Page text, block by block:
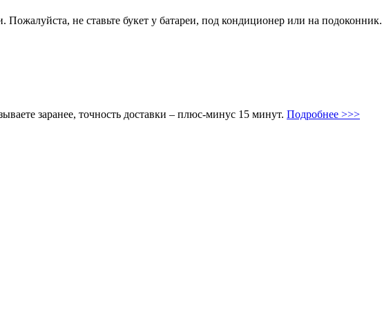
не ставьте букет у батареи, под кондиционер или на подоконник.
заранее, точность доставки – плюс-минус 15 минут. Подробнее >>>